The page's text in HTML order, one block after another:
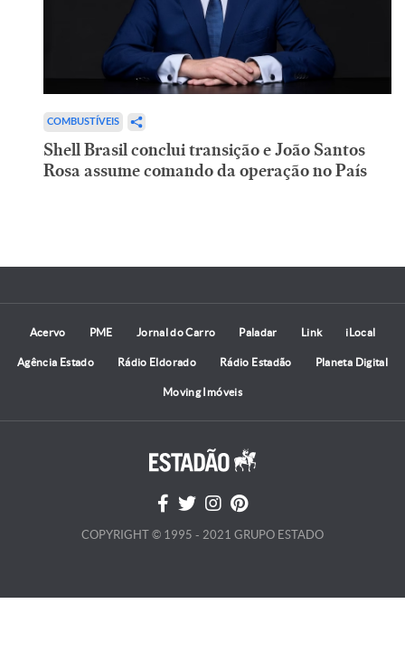
COMBUSTÍVEIS
Shell Brasil conclui transição e João Santos
Rosa assume comando da operação no País
Acervo PME Jornal do Carro Paladar Link iLocal
Agência Estado Rádio Eldorado Rádio Estadão Planeta Digital
Moving Imóveis
COPYRIGHT © 1995 - 2021 GRUPO ESTADO